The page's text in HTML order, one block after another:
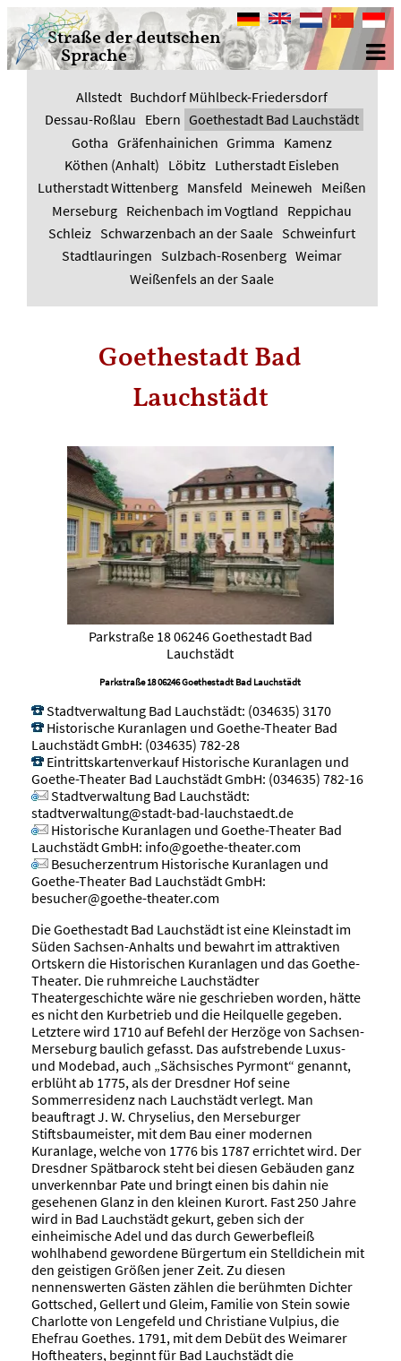
Straße der deutschen
Sprache
DeutschEnglishNederlands
中
Bahasa
Allstedt Buchdorf Mühlbeck-Friedersdorf
Dessau-Roßlau Ebern Goethestadt Bad Lauchstädt
Gotha Gräfenhainichen Grimma Kamenz
Köthen (Anhalt) Löbitz Lutherstadt Eisleben
Lutherstadt Wittenberg Mansfeld Meineweh Meißen
Merseburg Reichenbach im Vogtland Reppichau
Schleiz Schwarzenbach an der Saale Schweinfurt
Stadtlauringen Sulzbach-Rosenberg Weimar
Weißenfels an der Saale
Goethestadt Bad
Lauchstädt
Parkstraße 18 06246 Goethestadt Bad
Lauchstädt
Parkstraße 18 06246 Goethestadt Bad Lauchstädt
Stadtverwaltung Bad Lauchstädt: (034635) 3170
Historische Kuranlagen und Goethe-Theater Bad
Lauchstädt GmbH: (034635) 782-28
Eintrittskartenverkauf Historische Kuranlagen und
Goethe-Theater Bad Lauchstädt GmbH: (034635) 782-16
Stadtverwaltung Bad Lauchstädt:
stadtverwaltung@stadt-bad-lauchstaedt.de
Historische Kuranlagen und Goethe-Theater Bad
Lauchstädt GmbH: info@goethe-theater.com
Besucherzentrum Historische Kuranlagen und
Goethe-Theater Bad Lauchstädt GmbH:
besucher@goethe-theater.com
Die Goethestadt Bad Lauchstädt ist eine Kleinstadt im
Süden Sachsen-Anhalts und bewahrt im attraktiven
Ortskern die Historischen Kuranlagen und das Goethe-
Theater. Die ruhmreiche Lauchstädter
Theatergeschichte wäre nie geschrieben worden, hätte
es nicht den Kurbetrieb und die Heilquelle gegeben.
Letztere wird 1710 auf Befehl der Herzöge von Sachsen-
Merseburg baulich gefasst. Das aufstrebende Luxus-
und Modebad, auch „Sächsisches Pyrmont“ genannt,
erblüht ab 1775, als der Dresdner Hof seine
Sommerresidenz nach Lauchstädt verlegt. Man
beauftragt J. W. Chryselius, den Merseburger
Stiftsbaumeister, mit dem Bau einer modernen
Kuranlage, welche von 1776 bis 1787 errichtet wird. Der
Dresdner Spätbarock steht bei diesen Gebäuden ganz
unverkennbar Pate und bringt einen bis dahin nie
gesehenen Glanz in den kleinen Kurort. Fast 250 Jahre
wird in Bad Lauchstädt gekurt, geben sich der
einheimische Adel und das durch Gewerbefleiß
wohlhabend gewordene Bürgertum ein Stelldichein mit
den geistigen Größen jener Zeit. Zu diesen
nennenswerten Gästen zählen die berühmten Dichter
Gottsched, Gellert und Gleim, Familie von Stein sowie
Charlotte von Lengefeld und Christiane Vulpius, die
Ehefrau Goethes. 1791, mit dem Debüt des Weimarer
Hoftheaters, beginnt für Bad Lauchstädt die